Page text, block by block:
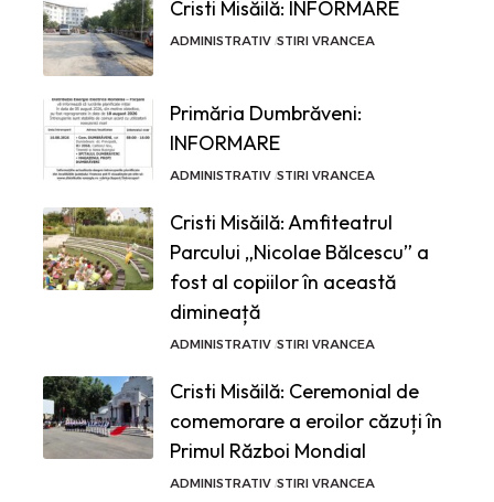
Cristi Misăilă: INFORMARE
ADMINISTRATIV STIRI VRANCEA
Primăria Dumbrăveni:
INFORMARE
ADMINISTRATIV STIRI VRANCEA
Cristi Misăilă: Amfiteatrul
Parcului „Nicolae Bălcescu” a
fost al copiilor în această
dimineață
ADMINISTRATIV STIRI VRANCEA
Cristi Misăilă: Ceremonial de
comemorare a eroilor căzuți în
Primul Război Mondial
ADMINISTRATIV STIRI VRANCEA